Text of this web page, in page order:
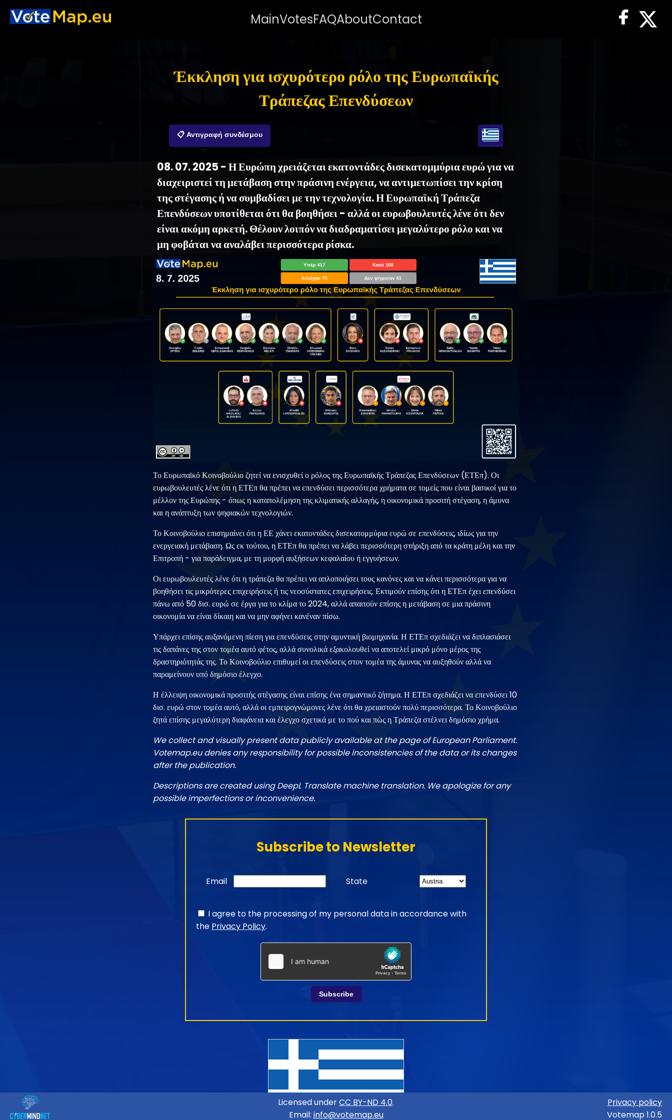
MainVotesFAQAboutContact
Έκκληση για ισχυρότερο ρόλο της Ευρωπαϊκής
Τράπεζας Επενδύσεων
📋 Αντιγραφή συνδέσμου
08. 07. 2025 - Η Ευρώπη χρειάζεται εκατοντάδες δισεκατομμύρια ευρώ για να
διαχειριστεί τη μετάβαση στην πράσινη ενέργεια, να αντιμετωπίσει την κρίση
της στέγασης ή να συμβαδίσει με την τεχνολογία. Η Ευρωπαϊκή Τράπεζα
Επενδύσεων υποτίθεται ότι θα βοηθήσει - αλλά οι ευρωβουλευτές λένε ότι δεν
είναι ακόμη αρκετή. Θέλουν λοιπόν να διαδραματίσει μεγαλύτερο ρόλο και να
μη φοβάται να αναλάβει περισσότερα ρίσκα.
Το Ευρωπαϊκό Κοινοβούλιο ζητεί να ενισχυθεί ο ρόλος της Ευρωπαϊκής Τράπεζας Επενδύσεων (ΕΤΕπ). Οι
ευρωβουλευτές λένε ότι η ΕΤΕπ θα πρέπει να επενδύσει περισσότερα χρήματα σε τομείς που είναι βασικοί για το
μέλλον της Ευρώπης - όπως η καταπολέμηση της κλιματικής αλλαγής, η οικονομικά προσιτή στέγαση, η άμυνα
και η ανάπτυξη των ψηφιακών τεχνολογιών.
Το Κοινοβούλιο επισημαίνει ότι η ΕΕ χάνει εκατοντάδες δισεκατομμύρια ευρώ σε επενδύσεις, ιδίως για την
ενεργειακή μετάβαση. Ως εκ τούτου, η ΕΤΕπ θα πρέπει να λάβει περισσότερη στήριξη από τα κράτη μέλη και την
Επιτροπή - για παράδειγμα, με τη μορφή αυξήσεων κεφαλαίου ή εγγυήσεων.
Οι ευρωβουλευτές λένε ότι η τράπεζα θα πρέπει να απλοποιήσει τους κανόνες και να κάνει περισσότερα για να
βοηθήσει τις μικρότερες επιχειρήσεις ή τις νεοσύστατες επιχειρήσεις. Εκτιμούν επίσης ότι η ΕΤΕπ έχει επενδύσει
πάνω από 50 δισ. ευρώ σε έργα για το κλίμα το 2024, αλλά απαιτούν επίσης η μετάβαση σε μια πράσινη
οικονομία να είναι δίκαιη και να μην αφήνει κανέναν πίσω.
Υπάρχει επίσης αυξανόμενη πίεση για επενδύσεις στην αμυντική βιομηχανία. Η ΕΤΕπ σχεδιάζει να διπλασιάσει
τις δαπάνες της στον τομέα αυτό φέτος, αλλά συνολικά εξακολουθεί να αποτελεί μικρό μόνο μέρος της
δραστηριότητάς της. Το Κοινοβούλιο επιθυμεί οι επενδύσεις στον τομέα της άμυνας να αυξηθούν αλλά να
παραμείνουν υπό δημόσιο έλεγχο.
Η έλλειψη οικονομικά προσιτής στέγασης είναι επίσης ένα σημαντικό ζήτημα. Η ΕΤΕπ σχεδιάζει να επενδύσει 10
δισ. ευρώ στον τομέα αυτό, αλλά οι εμπειρογνώμονες λένε ότι θα χρειαστούν πολύ περισσότερα. Το Κοινοβούλιο
ζητά επίσης μεγαλύτερη διαφάνεια και έλεγχο σχετικά με το πού και πώς η Τράπεζα στέλνει δημόσιο χρήμα.
We collect and visually present data publicly available at the page of European Parliament.
Votemap.eu denies any responsibility for possible inconsistencies of the data or its changes
after the publication.
Descriptions are created using DeepL Translate machine translation. We apologize for any
possible imperfections or inconvenience.
Subscribe to Newsletter
Email State
I agree to the processing of my personal data in accordance with
the Privacy Policy.
Subscribe
Licensed underCC BY-ND 4.0.
Email: info@votemap.eu
Privacy policy
Votemap 1.0.5